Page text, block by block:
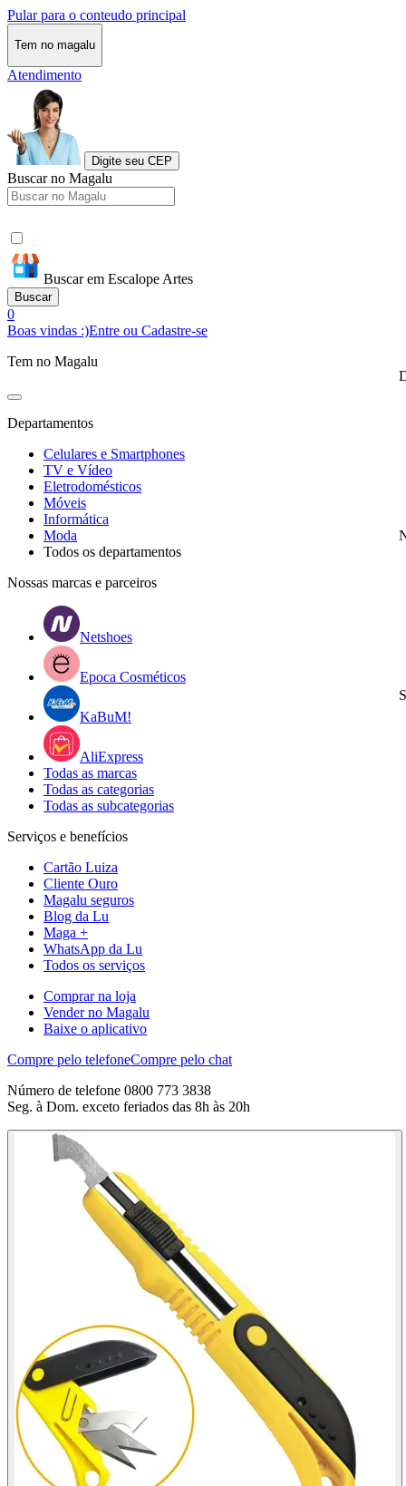
Pular para o conteudo principal
Tem no magalu
Atendimento
Digite seu CEP
Buscar no Magalu
Buscar em Escalope Artes
Buscar
0
Boas vindas :)Entre ou Cadastre-se
Tem no Magalu
Departamentos
Celulares e Smartphones
TV e Vídeo
Eletrodomésticos
Móveis
Informática
Moda
Todos os departamentos
Nossas marcas e parceiros
Netshoes
Epoca Cosméticos
KaBuM!
AliExpress
Todas as marcas
Todas as categorias
Todas as subcategorias
Serviços e benefícios
Cartão Luiza
Cliente Ouro
Magalu seguros
Blog da Lu
Maga +
WhatsApp da Lu
Todos os serviços
Comprar na loja
Vender no Magalu
Baixe o aplicativo
Compre pelo telefoneCompre pelo chat
Número de telefone 0800 773 3838
Seg. à Dom. exceto feriados das 8h às 20h